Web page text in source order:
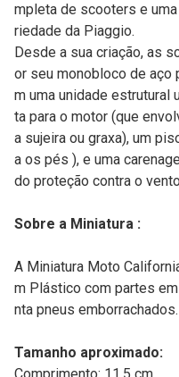
mpleta de scooters e
riedade da Piaggio.
Desde a sua criação, as
or seu monobloco de aço
m uma unidade estrutural
ta para o motor (que
a sujeira ou graxa), um
a os pés ), e uma
do proteção contra o
Sobre a Miniatura :
A Miniatura Moto
m Plástico com partes
nta pneus emborrachados.
Tamanho aproximado: